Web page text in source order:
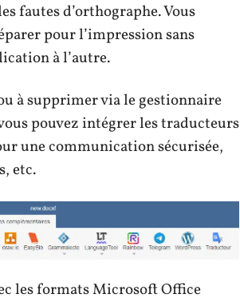
fautes d’orthographe. Vous
pour l’impression sans
à l’autre.
à supprimer via le gestionnaire
pouvez intégrer les traducteurs
une communication sécurisée,
etc.
les formats Microsoft Office